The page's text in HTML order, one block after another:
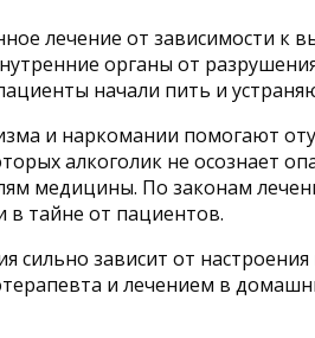
лечение от зависимости
органы от
начали пить и
и наркомании помогают
алкоголик не осознает
медицины. По законам
тайне от пациентов.
сильно зависит от
и лечением в